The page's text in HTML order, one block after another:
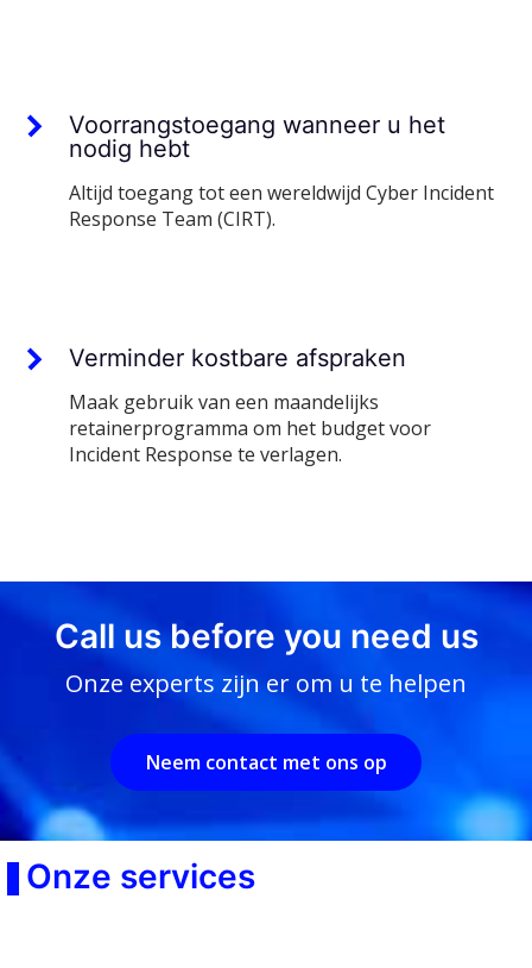
Voorrangstoegang wanneer u het
nodig hebt
Altijd toegang tot een wereldwijd Cyber Incident
Response Team (CIRT).
Verminder kostbare afspraken
Maak gebruik van een maandelijks
retainerprogramma om het budget voor
Incident Response te verlagen.
Call us before you need us
Onze experts zijn er om u te helpen
Neem contact met ons op
Onze services